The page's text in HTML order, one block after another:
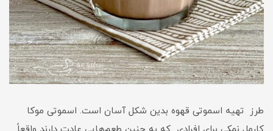
طرز تهیه اسموتی قهوه بدین شکل آسان است. اسموتی موکا